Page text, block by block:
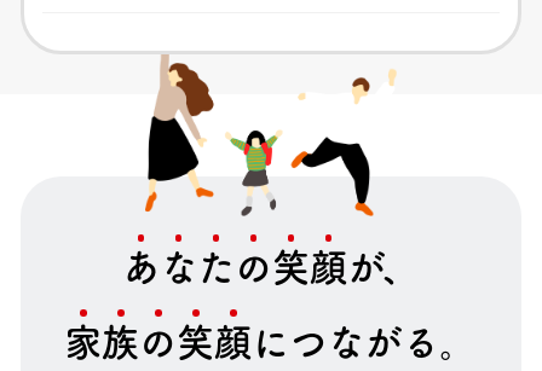
あ な た の笑顔が、
家族の笑顔につながる。